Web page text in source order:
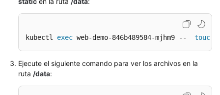
kubectl exec web-demo-846b489584-mjhm9 -- touch
Ejecute el siguiente comando para ver los archivos en la
ruta /data: